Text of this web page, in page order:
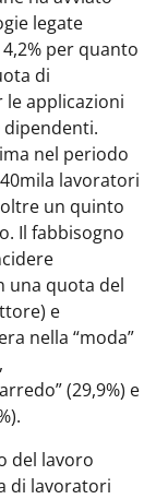
legate
per quanto
di
le applicazioni
dipendenti.
nel periodo
lavoratori
un quinto
Il fabbisogno
una quota del
e
nella “moda”
(29,9%) e
del lavoro
di lavoratori